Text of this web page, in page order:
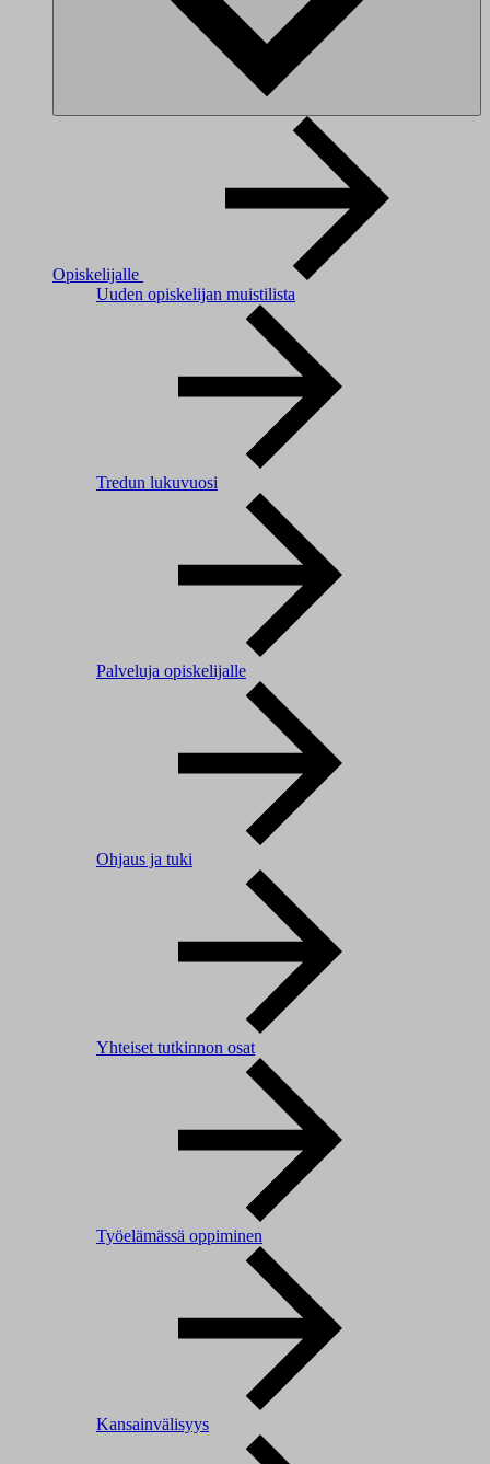
Opiskelijalle
Uuden opiskelijan muistilista
Tredun lukuvuosi
Palveluja opiskelijalle
Ohjaus ja tuki
Yhteiset tutkinnon osat
Työelämässä oppiminen
Kansainvälisyys